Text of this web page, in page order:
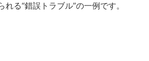
る“錯誤トラブル”の一例です。